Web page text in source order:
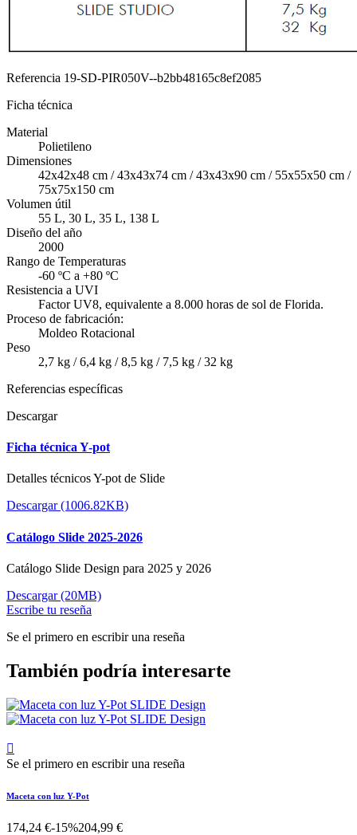
Referencia 19-SD-PIR050V--b2bb48165c8ef2085
Ficha técnica
Material
Polietileno
Dimensiones
42x42x48 cm / 43x43x74 cm / 43x43x90 cm / 55x55x50 cm /
75x75x150 cm
Volumen útil
55 L, 30 L, 35 L, 138 L
Diseño del año
2000
Rango de Temperaturas
-60 ºC a +80 ºC
Resistencia a UVI
Factor UV8, equivalente a 8.000 horas de sol de Florida.
Proceso de fabricación:
Moldeo Rotacional
Peso
2,7 kg / 6,4 kg / 8,5 kg / 7,5 kg / 32 kg
Referencias específicas
Descargar
Ficha técnica Y-pot
Detalles técnicos Y-pot de Slide
Descargar (1006.82KB)
Catálogo Slide 2025-2026
Catálogo Slide Design para 2025 y 2026
Descargar (20MB)
Escribe tu reseña
Se el primero en escribir una reseña
También podría interesarte

Se el primero en escribir una reseña
Maceta con luz Y-Pot
174,24 €-15%204,99 €